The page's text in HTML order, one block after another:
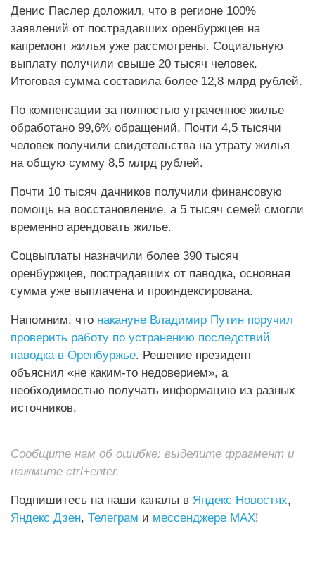
Денис Паслер доложил, что в регионе 100%
заявлений от пострадавших оренбуржцев на
капремонт жилья уже рассмотрены. Социальную
выплату получили свыше 20 тысяч человек.
Итоговая сумма составила более 12,8 млрд рублей.
По компенсации за полностью утраченное жилье
обработано 99,6% обращений. Почти 4,5 тысячи
человек получили свидетельства на утрату жилья
на общую сумму 8,5 млрд рублей.
Почти 10 тысяч дачников получили финансовую
помощь на восстановление, а 5 тысяч семей смогли
временно арендовать жилье.
Соцвыплаты назначили более 390 тысяч
оренбуржцев, пострадавших от паводка, основная
сумма уже выплачена и проиндексирована.
Напомним, что накануне Владимир Путин поручил
проверить работу по устранению последствий
паводка в Оренбуржье. Решение президент
объяснил «не каким-то недоверием», а
необходимостью получать информацию из разных
источников.
Сообщите нам об ошибке: выделите фрагмент и
нажмите ctrl+enter.
Подпишитесь на наши каналы в Яндекс Новостях,
Яндекс Дзен, Телеграм и мессенджере MAX!